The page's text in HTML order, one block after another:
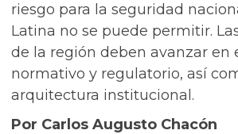
riesgo para la seguridad
Latina no se puede permitir.
de la región deben avanzar en
normativo y regulatorio, así
arquitectura institucional.
Por Carlos Augusto Chacón